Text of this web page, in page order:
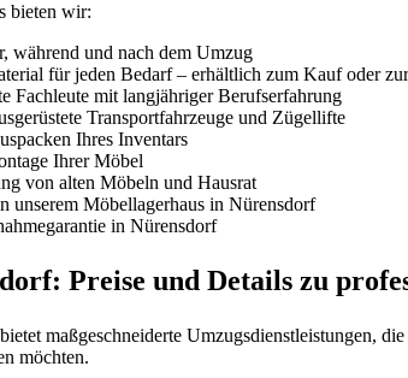
bieten wir:
während und nach dem Umzug
für jeden Bedarf – erhältlich zum Kauf oder
Fachleute mit langjähriger Berufserfahrung
Transportfahrzeuge und Zügellifte
Ihres Inventars
Ihrer Möbel
von alten Möbeln und Hausrat
unserem Möbellagerhaus in Nürensdorf
in Nürensdorf
Preise und Details zu
maßgeschneiderte Umzugsdienstleistungen,
möchten.